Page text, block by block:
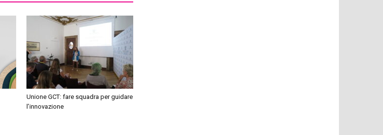
Unione GCT: fare squadra per guidare
l’innovazione